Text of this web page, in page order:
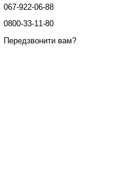
067-922-06-88
0800-33-11-80
Передзвонити вам?